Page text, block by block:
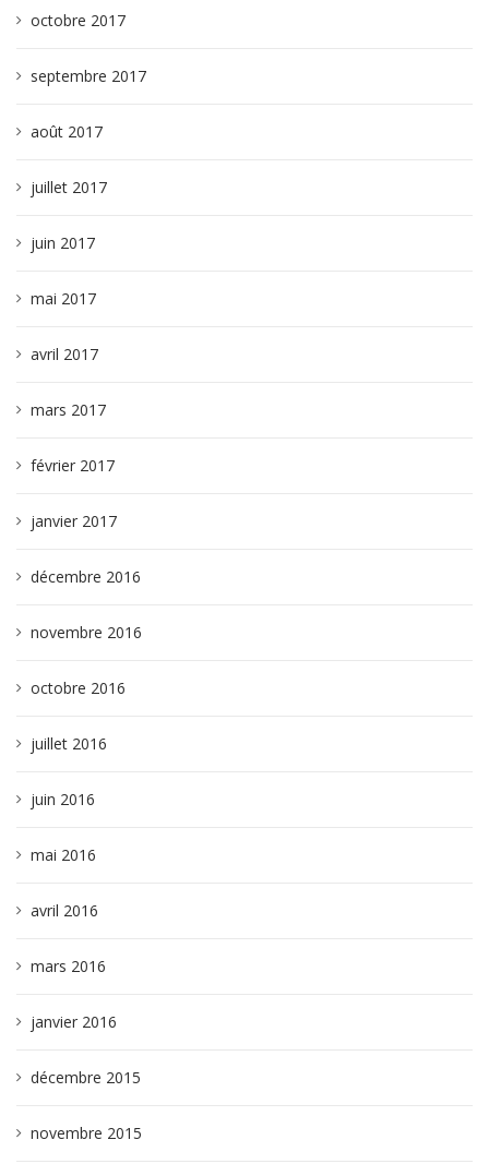
octobre 2017
septembre 2017
août 2017
juillet 2017
juin 2017
mai 2017
avril 2017
mars 2017
février 2017
janvier 2017
décembre 2016
novembre 2016
octobre 2016
juillet 2016
juin 2016
mai 2016
avril 2016
mars 2016
janvier 2016
décembre 2015
novembre 2015